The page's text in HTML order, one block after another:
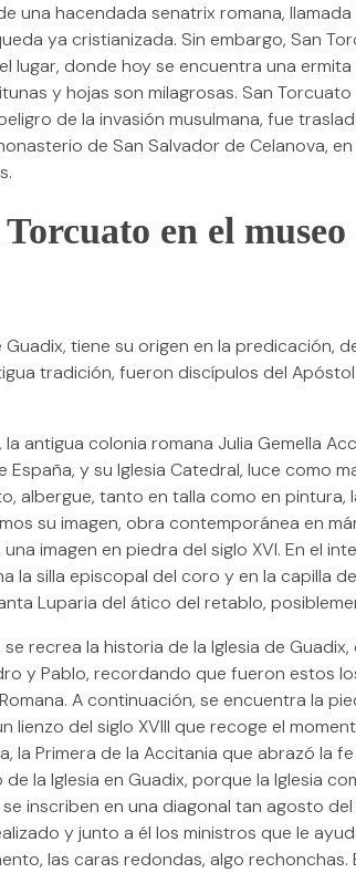
una hacendada senatrix romana,
ya cristianizada. Sin embargo, San
lugar, donde hoy se encuentra una
y hojas son milagrosas. San
de la invasión musulmana, fue
de San Salvador de Celanova,
en el
tiene su origen en la predicación,
tradición, fueron discípulos del
antigua colonia romana Julia Gemella
y su Iglesia Catedral, luce como
albergue, tanto en talla como en
su imagen, obra contemporánea en
imagen en piedra del siglo XVI. En el
la silla episcopal del coro y en la capilla
Luparia del ático del retablo,
recrea la historia de la Iglesia de
y Pablo, recordando que fueron estos
A continuación, se encuentra la
lienzo del siglo XVIII que recoge el
la Primera de la Accitania que abrazó la
la Iglesia en Guadix, porque la Iglesia
inscriben en una diagonal tan agosto
y junto a él los ministros que le
las caras redondas, algo